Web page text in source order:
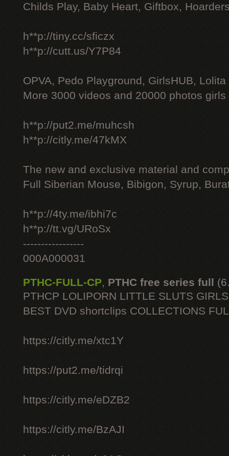
Childs Play, Baby Heart, Giftbox,
h**p://tiny.cc/sficzx
h**p://cutt.us/Y7P84
OPVA, Pedo Playground, GirlsHUB, Lolita
More 3000 videos and 20000 photos
h**p://put2.me/muhcsh
h**p://citly.me/47kMX
The new and exclusive material and
Full Siberian Mouse, Bibigon, Syrup,
h**p://4ty.me/ibhi7c
h**p://tt.vg/URoSx
-----------------
000A000031
PTHC-FULL-CP, PTHC free series full
PTHCP LOLIPORN LITTLE SLUTS
BEST DVD shortclips COLLECTIONS
https://citly.me/xtc1Y
https://put2.me/tidrqi
https://citly.me/eDZB2
https://citly.me/BzAJI